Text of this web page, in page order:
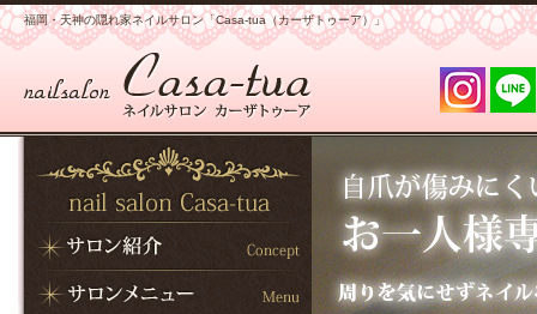
福岡・天神の隠れ家ネイルサロン「Casa-tua（カーザトゥーア）」